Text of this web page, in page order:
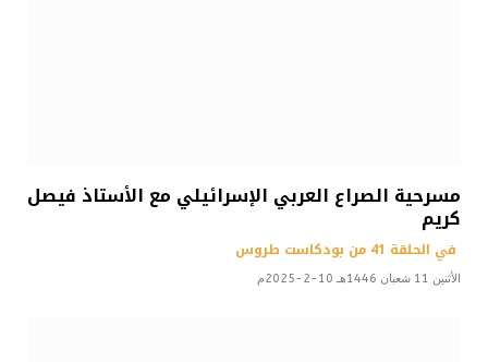
مسرحية الصراع العربي الإسرائيلي مع الأستاذ فيصل
كريم
في الحلقة 41 من بودكاست طروس
الأثنين 11 شعبان 1446هـ 10-2-2025م